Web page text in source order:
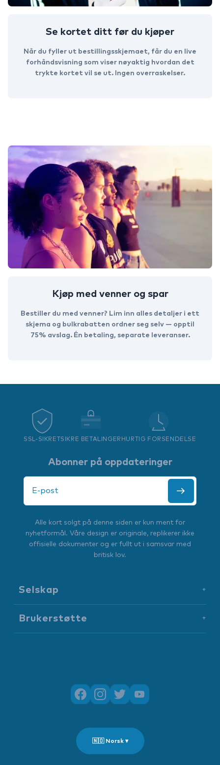
Se kortet ditt før du kjøper
Når du fyller ut bestillingsskjemaet, får du en live
forhåndsvisning som viser nøyaktig hvordan det
trykte kortet vil se ut. Ingen overraskelser.
Kjøp med venner og spar
Bestiller du med venner? Lim inn alles detaljer i ett
skjema og bulkrabatten ordner seg selv — opptil
75% avslag. Én betaling, separate leveranser.
SSL-SIKRET SIKRE BETALINGER HURTIG FORSENDELSE
Abonner på oppdateringer
Alle kort solgt på denne siden er kun ment for
nyhetformål. Våre design er originale, replikerer ikke
offisielle dokumenter og er fullt ut i samsvar med
britisk lov.
Selskap +
Brukerstøtte +
🇳🇴 Norsk ▾